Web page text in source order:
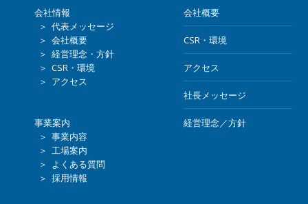
会社情報
＞ 代表メッセージ
＞ 会社概要
＞ 経営理念・方針
＞ CSR・環境
＞ アクセス
事業案内
＞ 事業内容
＞ 工場案内
＞ よくある質問
＞ 採用情報
会社概要
CSR・環境
アクセス
社長メッセージ
経営理念／方針